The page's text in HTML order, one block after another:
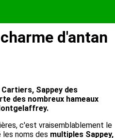
d'antan
Sappey des
des nombreux hameaux
c'est vraisemblablement le
les noms des multiples Sappey,